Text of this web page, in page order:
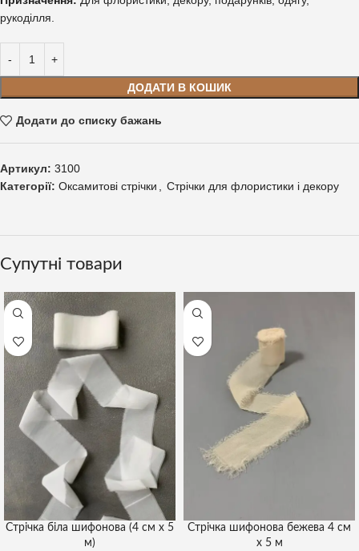
рукоділля.
ДОДАТИ В КОШИК
Додати до списку бажань
Артикул: 3100
Категорії: Оксамитові стрічки Стрічки для флористики і декору
Супутні товари
Стрічка біла шифонова (4 см х 5
м)
Стрічка шифонова бежева 4 см
х 5 м